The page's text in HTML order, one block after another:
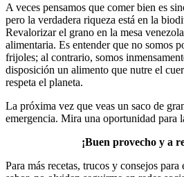
A veces pensamos que comer bien es
pero la verdadera riqueza está en la
Revalorizar el grano en la mesa
alimentaria. Es entender que no somos
frijoles; al contrario, somos
disposición un alimento que nutre el
respeta el planeta.
La próxima vez que veas un saco de
emergencia. Mira una oportunidad para
¡Buen provecho y a
Para más recetas, trucos y consejos